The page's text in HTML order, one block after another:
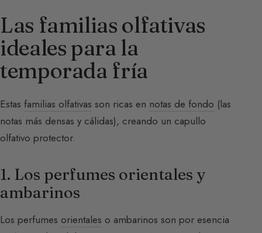
Las familias olfativas
ideales para la
temporada fría
Estas familias olfativas son ricas en notas de fondo (las
notas más densas y cálidas), creando un capullo
olfativo protector.
1. Los perfumes orientales y
ambarinos
Los perfumes orientales o ambarinos son por esencia